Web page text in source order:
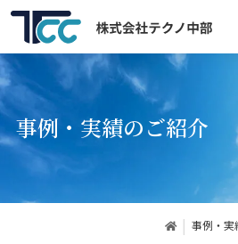
事例・実績のご紹介
事例・実